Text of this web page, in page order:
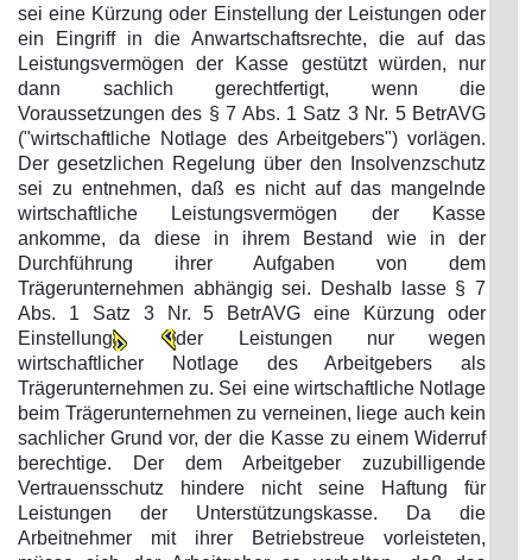
sei eine Kürzung oder Einstellung der Leistungen oder
ein Eingriff in die Anwartschaftsrechte, die auf das
Leistungsvermögen der Kasse gestützt würden, nur
dann sachlich gerechtfertigt, wenn die
Voraussetzungen des § 7 Abs. 1 Satz 3 Nr. 5 BetrAVG
("wirtschaftliche Notlage des Arbeitgebers") vorlägen.
Der gesetzlichen Regelung über den Insolvenzschutz
sei zu entnehmen, daß es nicht auf das mangelnde
wirtschaftliche Leistungsvermögen der Kasse
ankomme, da diese in ihrem Bestand wie in der
Durchführung ihrer Aufgaben von dem
Trägerunternehmen abhängig sei. Deshalb lasse § 7
Abs. 1 Satz 3 Nr. 5 BetrAVG eine Kürzung oder
Einstellung
der Leistungen nur wegen
wirtschaftlicher Notlage des Arbeitgebers als
Trägerunternehmen zu. Sei eine wirtschaftliche Notlage
beim Trägerunternehmen zu verneinen, liege auch kein
sachlicher Grund vor, der die Kasse zu einem Widerruf
berechtige. Der dem Arbeitgeber zuzubilligende
Vertrauensschutz hindere nicht seine Haftung für
Leistungen der Unterstützungskasse. Da die
Arbeitnehmer mit ihrer Betriebstreue vorleisteten,